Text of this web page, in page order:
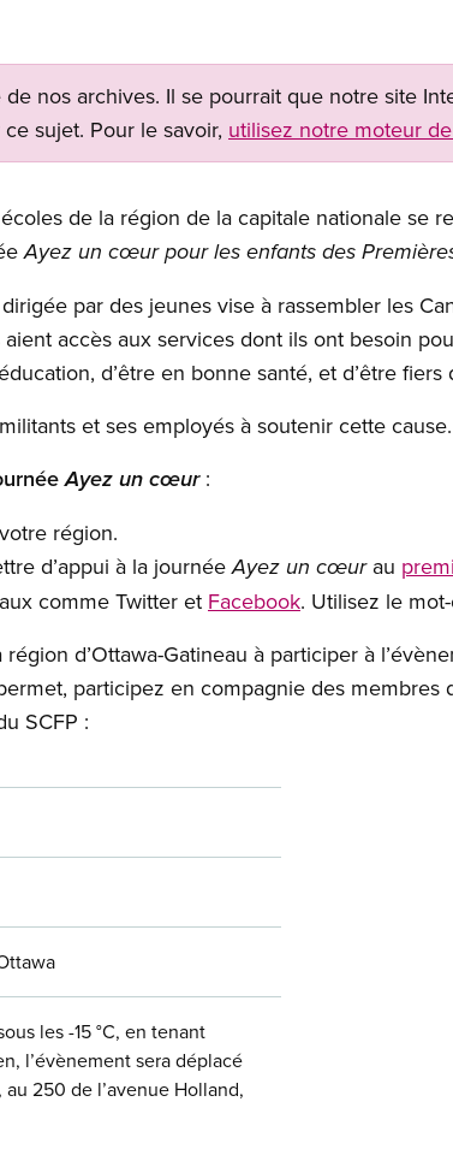
nos archives. Il se pourrait que notre site
sujet. Pour le savoir, utilisez notre moteur
de la région de la capitale nationale se
Ayez un cœur pour les enfants des
par des jeunes vise à rassembler les
accès aux services dont ils ont besoin
d’être en bonne santé, et d’être
et ses employés à soutenir cette cause.
Ayez un cœur:
région.
d’appui à la journéeAyez un cœurau
comme Twitter et Facebook. Utilisez le
d’Ottawa-Gatineau à participer à
participez en compagnie des membres
SCFP :
les -15 °C, en tenant
l’évènement sera déplacé
au 250 de l’avenue Holland,